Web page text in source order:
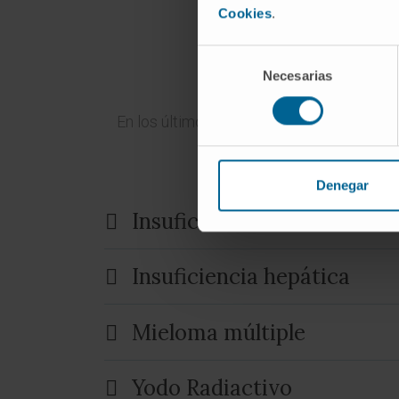
Cookies.
consentimiento
Necesarias
Denegar
En los últimos años se han
Insuficiencia cardíaca
Insuficiencia hepática
Mieloma múltiple
Yodo Radiactivo